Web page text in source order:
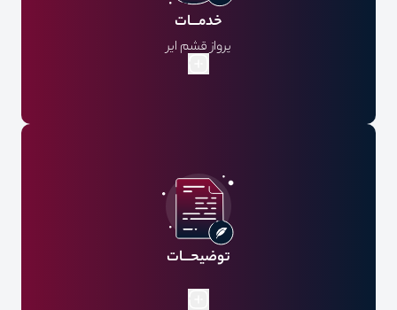
خدمـــات
پرواز قشم ایر
اقامت هتل با خدمات صبحانه
لیدر فارسی زبان
توضیحـــات